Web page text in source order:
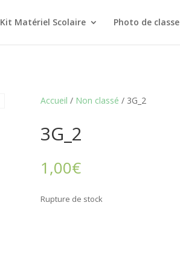
Kit Matériel Scolaire Photo de classe
Accueil / Non classé / 3G_2
3G_2
1,00€
Rupture de stock